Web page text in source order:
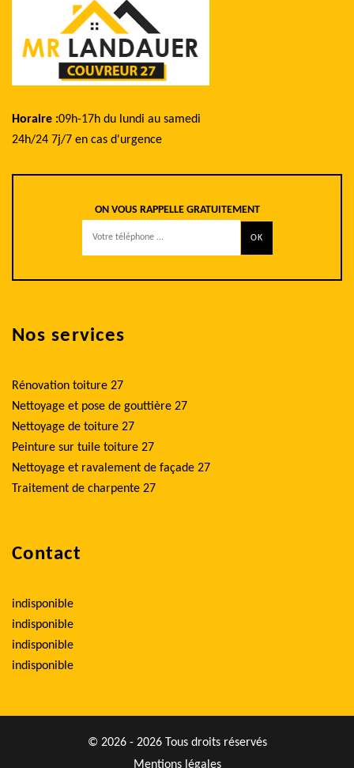
Horaire :09h-17h du lundi au samedi
24h/24 7j/7 en cas d'urgence
ON VOUS RAPPELLE GRATUITEMENT
Nos services
Rénovation toiture 27
Nettoyage et pose de gouttière 27
Nettoyage de toiture 27
Peinture sur tuile toiture 27
Nettoyage et ravalement de façade 27
Traitement de charpente 27
Contact
indisponible
indisponible
indisponible
indisponible
© 2026 - 2026 Tous droits réservés
Mentions légales